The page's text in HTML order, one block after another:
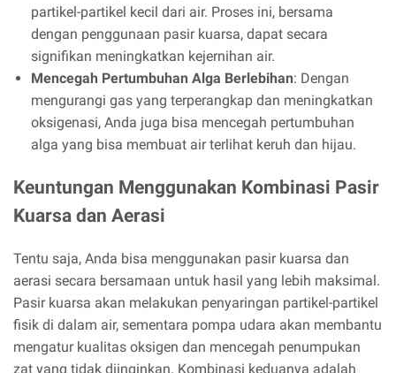
partikel-partikel kecil dari air. Proses ini, bersama
dengan penggunaan pasir kuarsa, dapat secara
signifikan meningkatkan kejernihan air.
Mencegah Pertumbuhan Alga Berlebihan: Dengan
mengurangi gas yang terperangkap dan meningkatkan
oksigenasi, Anda juga bisa mencegah pertumbuhan
alga yang bisa membuat air terlihat keruh dan hijau.
Keuntungan Menggunakan Kombinasi Pasir
Kuarsa dan Aerasi
Tentu saja, Anda bisa menggunakan pasir kuarsa dan
aerasi secara bersamaan untuk hasil yang lebih maksimal.
Pasir kuarsa akan melakukan penyaringan partikel-partikel
fisik di dalam air, sementara pompa udara akan membantu
mengatur kualitas oksigen dan mencegah penumpukan
zat yang tidak diinginkan. Kombinasi keduanya adalah